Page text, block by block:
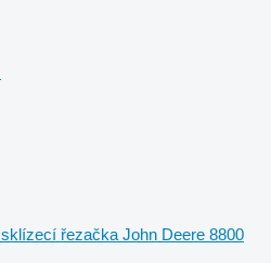
sklízecí řezačka John Deere 8800